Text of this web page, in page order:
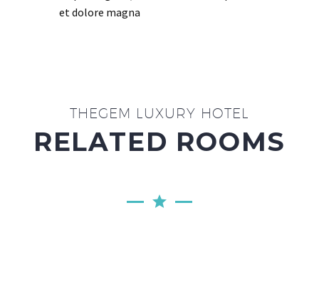
et dolore magna
THEGEM LUXURY HOTEL
RELATED ROOMS